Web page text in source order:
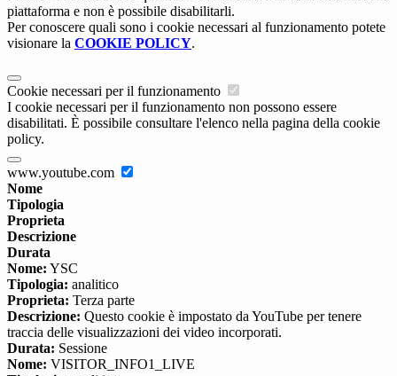
piattaforma e non è possibile disabilitarli.
Per conoscere quali sono i cookie necessari al funzionamento potete
visionare la COOKIE POLICY.
Cookie necessari per il funzionamento
I cookie necessari per il funzionamento non possono essere
disabilitati. È possibile consultare l'elenco nella pagina della cookie
policy.
www.youtube.com
Nome
Tipologia
Proprieta
Descrizione
Durata
Nome: YSC
Tipologia: analitico
Proprieta: Terza parte
Descrizione: Questo cookie è impostato da YouTube per tenere
traccia delle visualizzazioni dei video incorporati.
Durata: Sessione
Nome: VISITOR_INFO1_LIVE